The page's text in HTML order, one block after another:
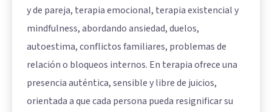
y de pareja, terapia emocional, terapia existencial y
mindfulness, abordando ansiedad, duelos,
autoestima, conflictos familiares, problemas de
relación o bloqueos internos. En terapia ofrece una
presencia auténtica, sensible y libre de juicios,
orientada a que cada persona pueda resignificar su